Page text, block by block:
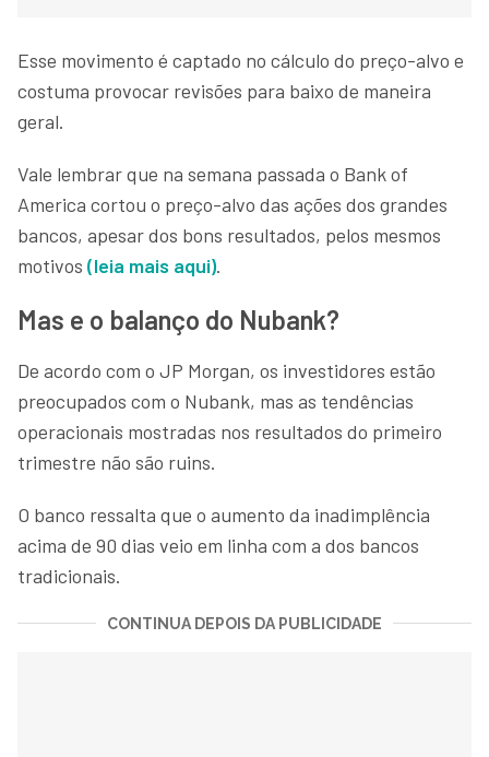
Esse movimento é captado no cálculo do preço-alvo e
costuma provocar revisões para baixo de maneira
geral.
Vale lembrar que na semana passada o Bank of
America cortou o preço-alvo das ações dos grandes
bancos, apesar dos bons resultados, pelos mesmos
motivos (leia mais aqui).
Mas e o balanço do Nubank?
De acordo com o JP Morgan, os investidores estão
preocupados com o Nubank, mas as tendências
operacionais mostradas nos resultados do primeiro
trimestre não são ruins.
O banco ressalta que o aumento da inadimplência
acima de 90 dias veio em linha com a dos bancos
tradicionais.
CONTINUA DEPOIS DA PUBLICIDADE